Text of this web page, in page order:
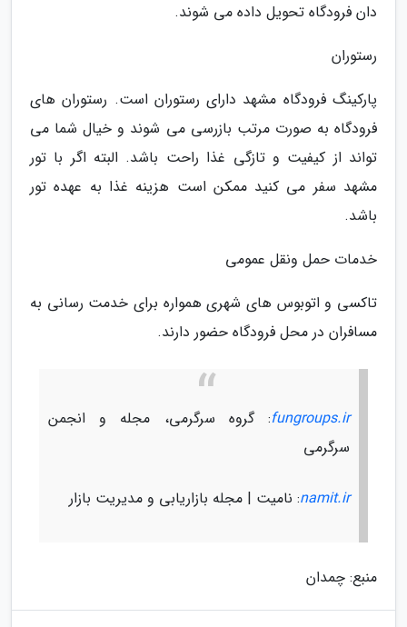
دان فرودگاه تحویل داده می شوند.
رستوران
پارکینگ فرودگاه مشهد دارای رستوران است. رستوران های
فرودگاه به صورت مرتب بازرسی می شوند و خیال شما می
تواند از کیفیت و تازگی غذا راحت باشد. البته اگر با تور
مشهد سفر می کنید ممکن است هزینه غذا به عهده تور
باشد.
خدمات حمل ونقل عمومی
تاکسی و اتوبوس های شهری همواره برای خدمت رسانی به
مسافران در محل فرودگاه حضور دارند.
fungroups.ir: گروه سرگرمی، مجله و انجمن
سرگرمی
namit.ir: نامیت | مجله بازاریابی و مدیریت بازار
منبع: چمدان